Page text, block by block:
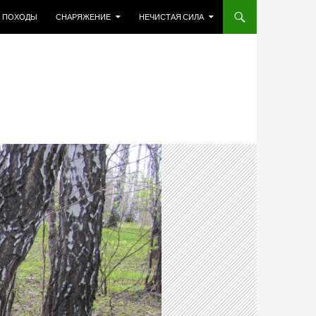
ПОХОДЫ
СНАРЯЖЕНИЕ НЕЧИСТАЯ СИЛА